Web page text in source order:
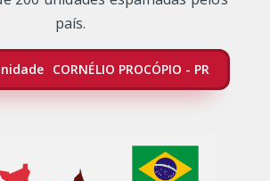
país.
CORNÉLIO PROCÓPIO - PR